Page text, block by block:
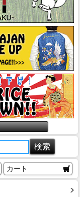
カート